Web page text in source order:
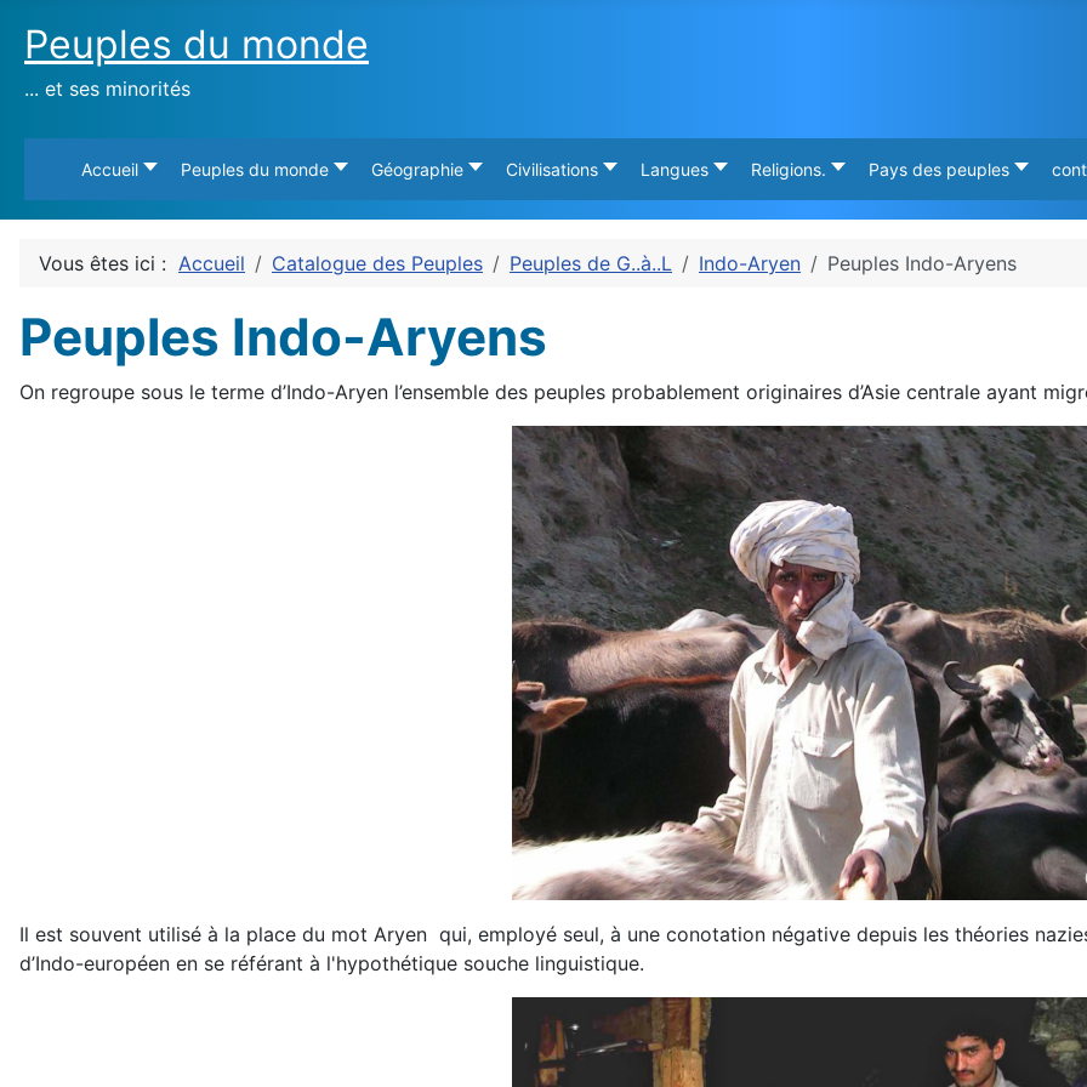
Peuples du monde
... et ses minorités
Accueil Peuples du monde Géographie Civilisations Langues Religions. Pays des peuples
Vous êtes ici : Accueil Catalogue des Peuples Peuples de G..à..L Indo-Aryen Peuples Indo-Aryens
Peuples Indo-Aryens
On regroupe sous le terme d’Indo-Aryen l’ensemble des peuples probablement originaires d’Asie centrale ayant
Il est souvent utilisé à la place du mot Aryen qui, employé seul, à une conotation négative depuis les théories
d’Indo-européen en se référant à l'hypothétique souche linguistique.